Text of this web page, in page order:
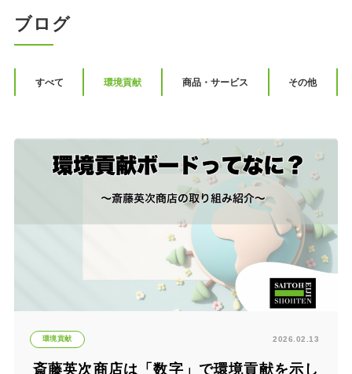
ブログ
すべて 環境貢献 商品・サービス その他
環境貢献 2026.02.13
斎藤英次商店は「数字」で環境貢献を示し